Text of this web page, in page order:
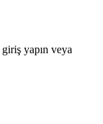
yapın veya